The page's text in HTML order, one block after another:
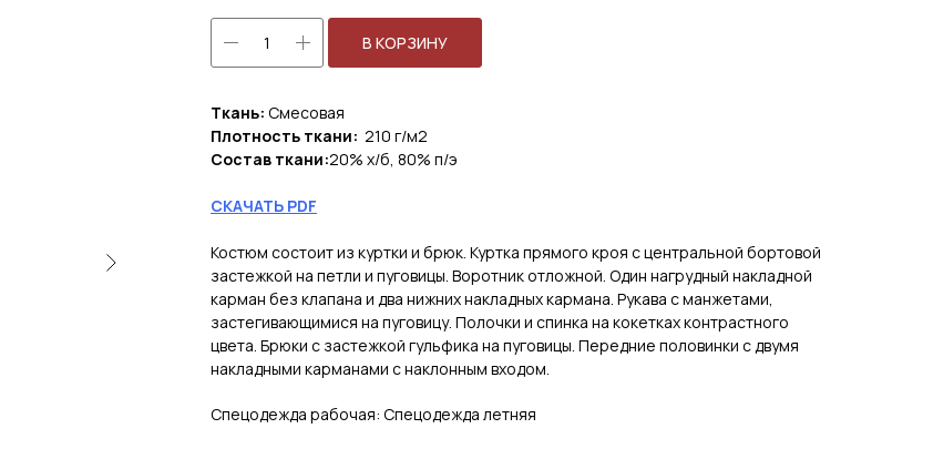
В КОРЗИНУ
Ткань: Смесовая
Плотность ткани: 210 г/м2
Состав ткани:20% х/б, 80% п/э
СКАЧАТЬ PDF
Костюм состоит из куртки и брюк. Куртка прямого кроя с центральной бортовой
застежкой на петли и пуговицы. Воротник отложной. Один нагрудный накладной
карман без клапана и два нижних накладных кармана. Рукава с манжетами,
застегивающимися на пуговицу. Полочки и спинка на кокетках контрастного
цвета. Брюки с застежкой гульфика на пуговицы. Передние половинки с двумя
накладными карманами с наклонным входом.
Спецодежда рабочая: Спецодежда летняя